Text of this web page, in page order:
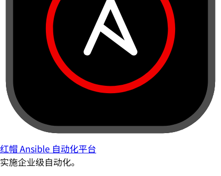
红帽 Ansible 自动化平台
实施企业级自动化。